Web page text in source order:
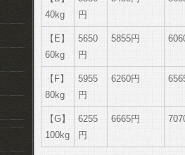
40kg
円
【E】
60kg
5650
円
5855円
【F】
80kg
5955
円
6260円
【G】
100kg
6255
円
6665円